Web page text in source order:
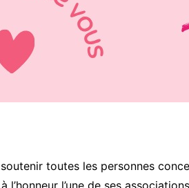
toutes les personnes
l’une de ses